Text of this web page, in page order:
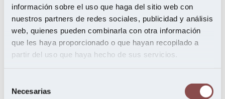
información sobre el uso que haga del sitio web con
nuestros partners de redes sociales, publicidad y análisis
web, quienes pueden combinarla con otra información
que les haya proporcionado o que hayan recopilado a
partir del uso que haya hecho de sus servicios.
Necesarias
abril 2024
marzo 2024
febrero 2024
enero 2024
noviembre 2023
octubre 2023
septiembre 2023
octubre 2022
junio 2022